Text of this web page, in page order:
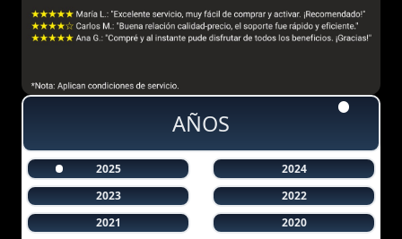
AÑOS
2025
2024
2023
2022
2021
2020